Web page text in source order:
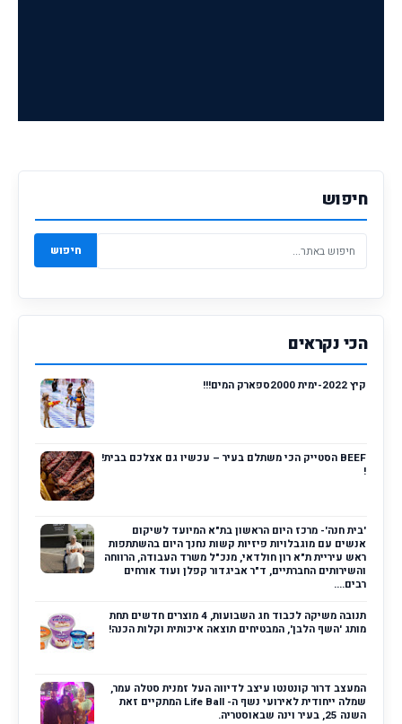
חיפוש
חיפוש
הכי נקראים
קיץ 2022-ימית 2000ספארק המים!!!
BEEF הסטייק הכי משתלם בעיר – עכשיו גם אצלכם בבית!
!
'בית חנה'- מרכז היום הראשון בת"א המיועד לשיקום
אנשים עם מוגבלויות פיזיות קשות נחנך היום בהשתתפות
ראש עיריית ת"א רון חולדאי, מנכ"ל משרד העבודה, הרווחה
והשירותים החברתיים, ד"ר אביגדור קפלן ועוד אורחים
רבים....
תנובה משיקה לכבוד חג השבועות, 4 מוצרים חדשים תחת
מותג 'השף הלבן', המבטיחים תוצאה איכותית וקלות הכנה!
המעצב דרור קונטנטו עיצב לדיווה העל זמנית סטלה עמר,
שמלה ייחודית לאירועי נשף ה- Life Ball המתקיים זאת
השנה 25, בעיר וינה שבאוסטריה.